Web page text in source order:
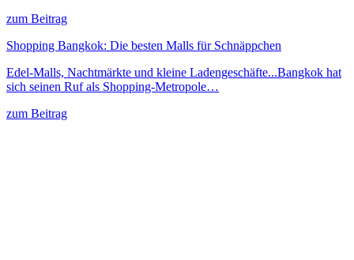
zum Beitrag
Shopping Bangkok: Die besten Malls für Schnäppchen
Edel-Malls, Nachtmärkte und kleine Ladengeschäfte...Bangkok hat
sich seinen Ruf als Shopping-Metropole…
zum Beitrag